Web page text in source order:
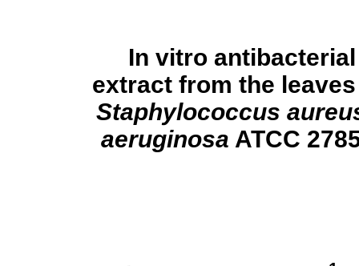
In vitro
extract from the
Staphylococcus
aeruginosa ATCC